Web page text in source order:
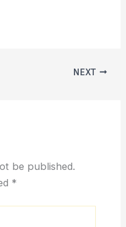
NEXT
be published.
*